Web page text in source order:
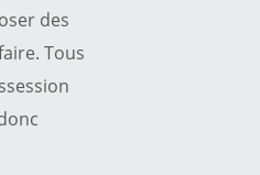
des
Tous